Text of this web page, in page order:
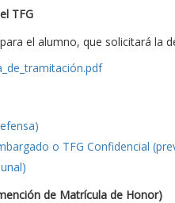
TFG
el alumno, que solicitará la
o TFG Confidencial
de Matrícula de Honor)